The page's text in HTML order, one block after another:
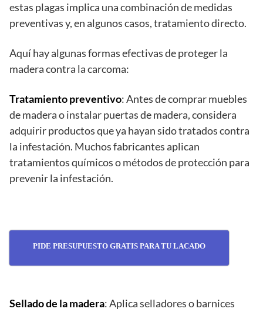
estas plagas implica una combinación de medidas
preventivas y, en algunos casos, tratamiento directo.
Aquí hay algunas formas efectivas de proteger la
madera contra la carcoma:
Tratamiento preventivo: Antes de comprar muebles
de madera o instalar puertas de madera, considera
adquirir productos que ya hayan sido tratados contra
la infestación. Muchos fabricantes aplican
tratamientos químicos o métodos de protección para
prevenir la infestación.
PIDE PRESUPUESTO GRATIS PARA TU LACADO
Sellado de la madera: Aplica selladores o barnices